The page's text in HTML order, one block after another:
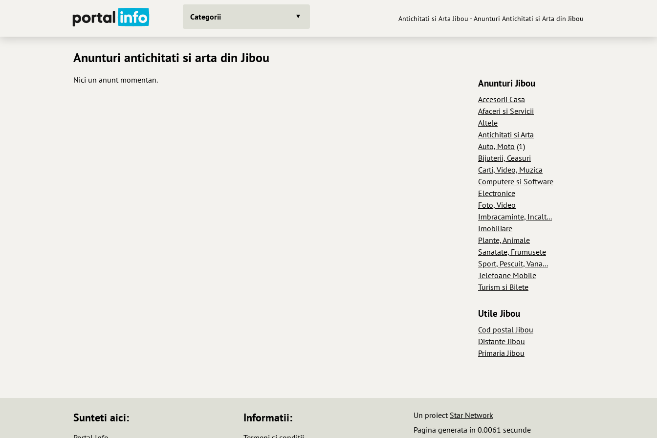
Categorii Antichitati si Arta Jibou - Anunturi Antichitati si Arta din Jibou
Anunturi antichitati si arta din Jibou
Nici un anunt momentan. Anunturi Jibou
Accesorii Casa
Afaceri si Servicii
Altele
Antichitati si Arta
Auto, Moto (1)
Bijuterii, Ceasuri
Carti, Video, Muzica
Computere si Software
Electronice
Foto, Video
Imbracaminte, Incalt...
Imobiliare
Plante, Animale
Sanatate, Frumusete
Sport, Pescuit, Vana...
Telefoane Mobile
Turism si Bilete
Utile Jibou
Cod postal Jibou
Distante Jibou
Primaria Jibou
Sunteti aici: Informatii: Un proiect Star Network
Pagina generata in 0.0061 secunde